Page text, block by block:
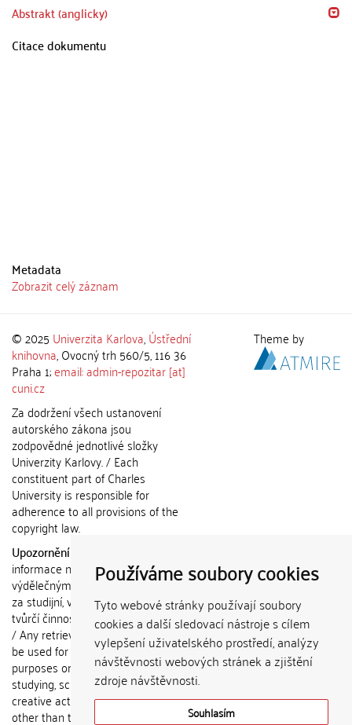
Používáme soubory cookies
Tyto webové stránky používají soubory
cookies a další sledovací nástroje s cílem
vylepšení uživatelského prostředí, analýzy
návštěvnosti webových stránek a zjištění
zdroje návštěvnosti.
Souhlasím
Abstrakt (anglicky)
Citace dokumentu
Metadata
Zobrazit celý záznam
© 2025 Univerzita Karlova,Ústřední
knihovna, Ovocný trh 560/5, 116 36
Praha 1;email: admin-repozitar [at]
cuni.cz
Za dodržení všech ustanovení
autorského zákona jsou
zodpovědné jednotlivé složky
Univerzity Karlovy. / Each
constituent part of Charles
University is responsible for
adherence to all provisions of the
copyright law.
Upozornění / Notice:
informace nemohou být použity k
výdělečným účelům nebo vydávány
za studijní, vědeckou nebo jinou
tvůrčí činnost jiné osoby než autora.
/ Any retrieved information shall not
be used for any commercial
purposes or claimed as results of
studying, scientific or any other
creative activities of any person
other than the author.
Theme by